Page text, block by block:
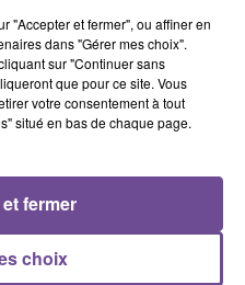
des règles d'hygiène, de
des jeunes et des locaux
Il contribue à la
parc de véhicules et assure
: 175LHVL
"Accepter et fermer", ou affiner en
dans "Gérer mes choix".
sur "Continuer sans
que pour ce site. Vous
votre consentement à tout
situé en bas de chaque page.
choix
fermer